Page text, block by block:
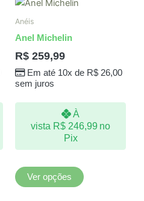
Anéis
Anel Michelin
R$ 259,99
Em até 10x de R$26,00
sem juros
À
vista R$246,99 no
Pix
Ver opções
As
podem
escolhidas
do